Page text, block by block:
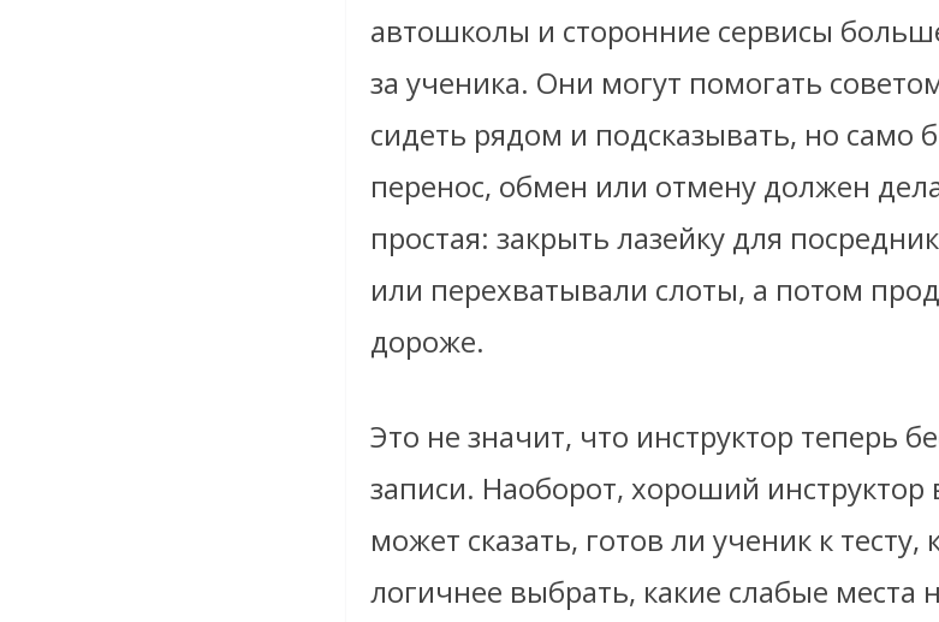
автошколы и сторонние сервисы
за ученика. Они могут помогать
сидеть рядом и подсказывать, но само
перенос, обмен или отмену должен
простая: закрыть лазейку для
или перехватывали слоты, а потом
дороже.
Это не значит, что инструктор теперь
записи. Наоборот, хороший
может сказать, готов ли ученик к
логичнее выбрать, какие слабые места